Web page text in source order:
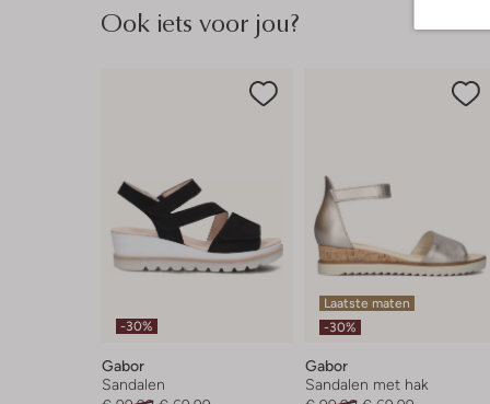
Ook iets voor jou?
-30%
Gabor
Sandalen
Laatste maten
-30%
Gabor
Sandalen met hak